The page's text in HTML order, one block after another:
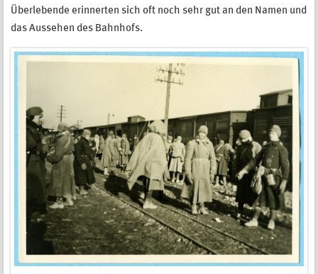
Überlebende erinnerten sich oft noch sehr gut an den Namen und
das Aussehen des Bahnhofs.